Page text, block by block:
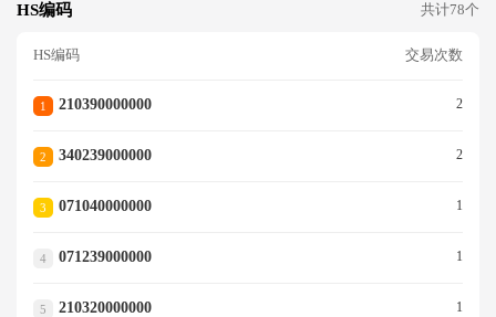
HS编码 共计78个
HS编码 交易次数
1 210390000000 2
2 340239000000 2
3 071040000000 1
4 071239000000 1
5 210320000000 1